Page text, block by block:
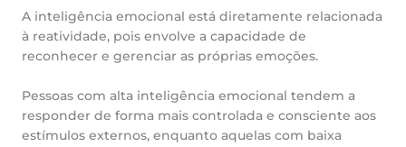
A inteligência emocional está diretamente relacionada
à reatividade, pois envolve a capacidade de
reconhecer e gerenciar as próprias emoções.
Pessoas com alta inteligência emocional tendem a
responder de forma mais controlada e consciente aos
estímulos externos, enquanto aquelas com baixa